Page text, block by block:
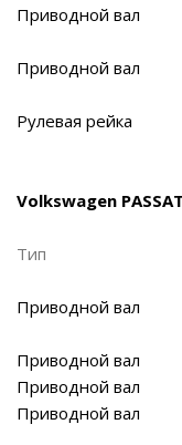
Приводной вал
Приводной вал
Рулевая рейка
Volkswagen
Тип
Приводной вал
Приводной вал
Приводной вал
Приводной вал